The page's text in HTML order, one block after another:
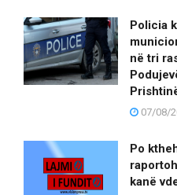
Policia
në tri
07/08/
Po
kanë